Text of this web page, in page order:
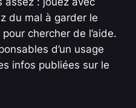
du mal à garder le
chercher de l’aide.
d’un usage
infos publiées sur le